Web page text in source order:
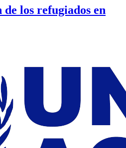
los refugiados en